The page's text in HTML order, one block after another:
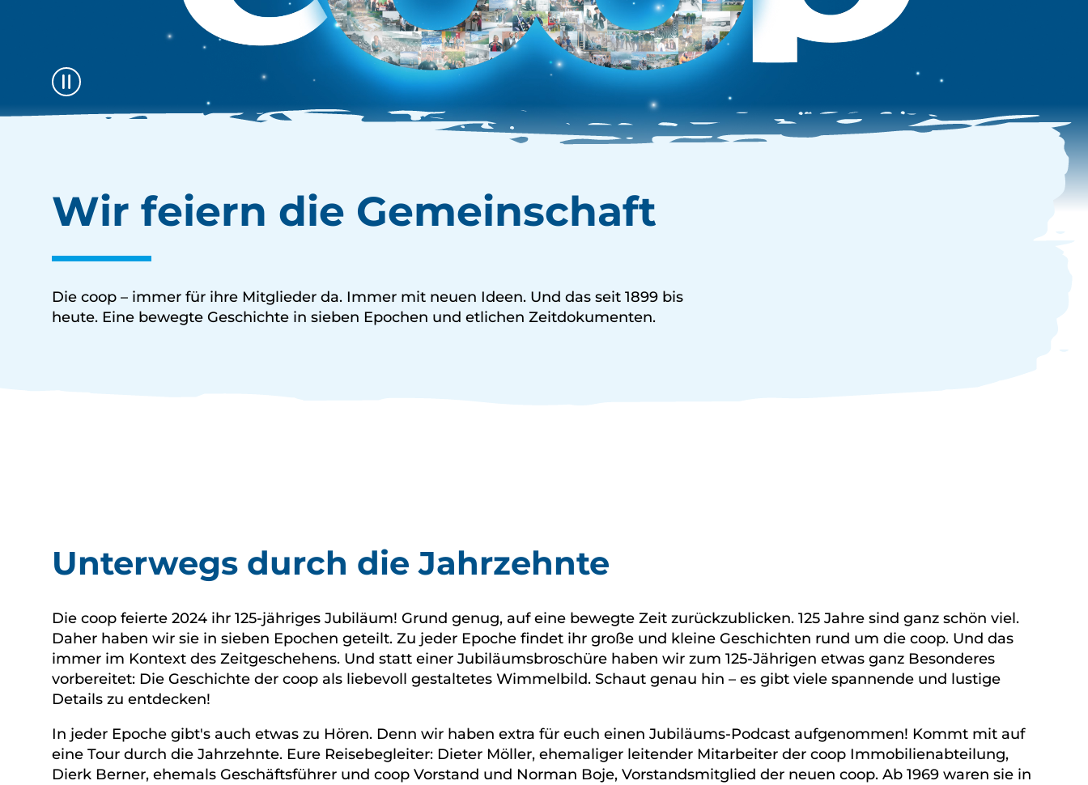
Wir feiern die Gemeinschaft
Die coop – immer für ihre Mitglieder da. Immer mit neuen Ideen. Und das seit 1899 bis
heute. Eine bewegte Geschichte in sieben Epochen und etlichen Zeitdokumenten.
Video Pausieren
Unterwegs durch die Jahrzehnte
Die coop feierte 2024 ihr 125-jähriges Jubiläum! Grund genug, auf eine bewegte Zeit zurückzublicken. 125 Jahre sind ganz schön viel.
Daher haben wir sie in sieben Epochen geteilt. Zu jeder Epoche findet ihr große und kleine Geschichten rund um die coop. Und das
immer im Kontext des Zeitgeschehens. Und statt einer Jubiläumsbroschüre haben wir zum 125-Jährigen etwas ganz Besonderes
vorbereitet: Die Geschichte der coop als liebevoll gestaltetes Wimmelbild. Schaut genau hin – es gibt viele spannende und lustige
Details zu entdecken!
In jeder Epoche gibt's auch etwas zu Hören. Denn wir haben extra für euch einen Jubiläums-Podcast aufgenommen! Kommt mit auf
eine Tour durch die Jahrzehnte. Eure Reisebegleiter: Dieter Möller, ehemaliger leitender Mitarbeiter der coop Immobilienabteilung,
Dierk Berner, ehemals Geschäftsführer und coop Vorstand und Norman Boje, Vorstandsmitglied der neuen coop. Ab 1969 waren sie in